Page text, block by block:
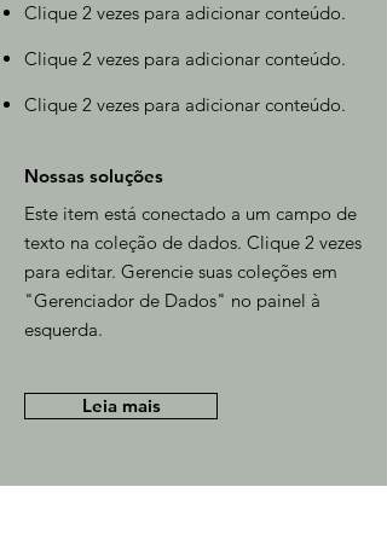
Clique 2 vezes para adicionar conteúdo.
Clique 2 vezes para adicionar conteúdo.
Clique 2 vezes para adicionar conteúdo.
Nossas soluções
Este item está conectado a um campo de
texto na coleção de dados. Clique 2 vezes
para editar. Gerencie suas coleções em
"Gerenciador de Dados" no painel à
esquerda.
Leia mais